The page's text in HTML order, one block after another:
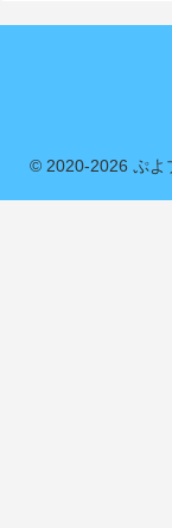
© 2020-2026 ぷよ